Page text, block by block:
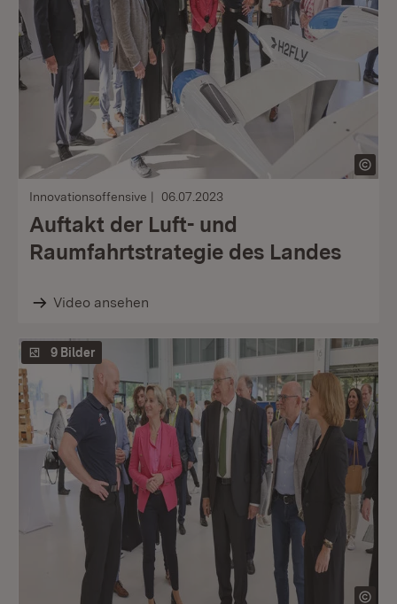
Innovationsoffensive 06.07.2023
Auftakt der Luft- und
Raumfahrtstrategie des Landes
Video ansehen
9 Bilder